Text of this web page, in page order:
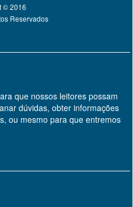
© 2016
Reservados
que nossos leitores possam
dúvidas, obter informações
ou mesmo para que entremos